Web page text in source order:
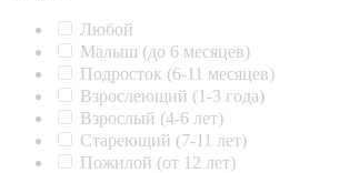
Любой
Малыш (до 6 месяцев)
Подросток (6-11 месяцев)
Взрослеющий (1-3 года)
Взрослый (4-6 лет)
Стареющий (7-11 лет)
Пожилой (от 12 лет)